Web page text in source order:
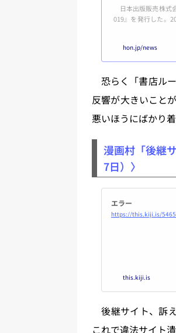
日本出版販売株式
019』を発行した。
（CVS）と、その
て...
hon.jp/news
恐らく「書店ル
反響が大きいこと
悪いほうにばかり
漫画村「後継
7日）〉
エラー
https://this.kiji.is/
this.kiji.is
後継サイト、訴
これで違法サイト